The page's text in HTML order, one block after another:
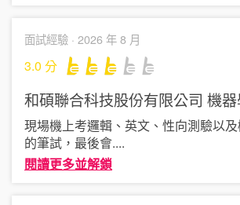
面試經驗 · 2026 年 8 月
3.0 分
和碩聯合科技股份有限公司 機
現場機上考邏輯、英文、性向測驗以
的筆試，最後會....
閱讀更多並解鎖